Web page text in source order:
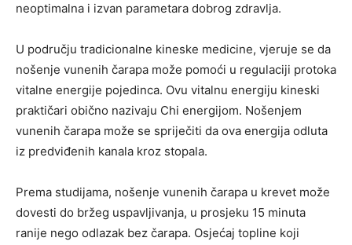
neoptimalna i izvan parametara dobrog zdravlja.
U području tradicionalne kineske medicine, vjeruje se da
nošenje vunenih čarapa može pomoći u regulaciji protoka
vitalne energije pojedinca. Ovu vitalnu energiju kineski
praktičari obično nazivaju Chi energijom. Nošenjem
vunenih čarapa može se spriječiti da ova energija odluta
iz predviđenih kanala kroz stopala.
Prema studijama, nošenje vunenih čarapa u krevet može
dovesti do bržeg uspavljivanja, u prosjeku 15 minuta
ranije nego odlazak bez čarapa. Osjećaj topline koji